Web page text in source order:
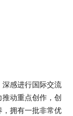
感进行国际交流
动重点创作，创
拥有一批非常优